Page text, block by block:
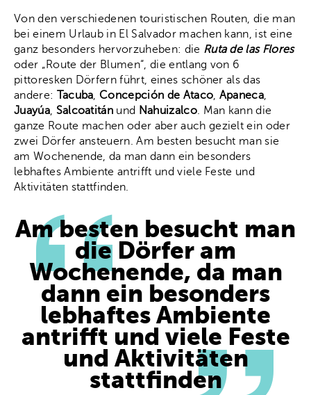
Von den verschiedenen touristischen Routen, die man
bei einem Urlaub in El Salvador machen kann, ist eine
ganz besonders hervorzuheben: die Ruta de las Flores
oder „Route der Blumen“, die entlang von 6
pittoresken Dörfern führt, eines schöner als das
andere:
Tacuba, Concepción de Ataco, Apaneca,
Juayúa, Salcoatitán und Nahuizalco. Man kann die
ganze Route machen oder aber auch gezielt ein oder
zwei Dörfer ansteuern. Am besten besucht man sie
am Wochenende, da man dann ein besonders
lebhaftes Ambiente antrifft und viele Feste und
Aktivitäten stattfinden.
Am besten besucht man
die Dörfer am
Wochenende, da man
dann ein besonders
lebhaftes Ambiente
antrifft und viele Feste
und Aktivitäten
stattfinden